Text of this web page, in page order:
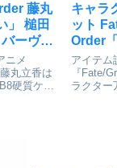
藤丸
」 槌田
ーヴァ
間に B8
ビアン
ニメ
丸立香は
硬質ケー
...
キャラ
ット
Order
リア・
ッコリ
アイテム
『Fate/
ラクター